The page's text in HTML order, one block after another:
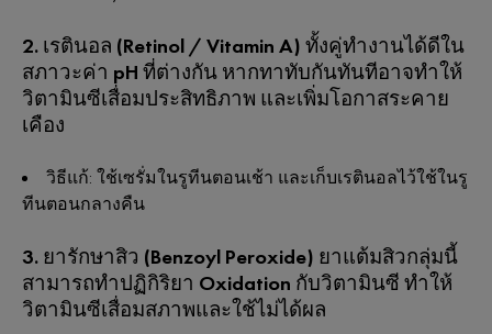
2. เรตินอล (Retinol / Vitamin A) ทั้งคู่ทำงานได้ดีใน
สภาวะค่า pH ที่ต่างกัน หากทาทับกันทันทีอาจทำให้
วิตามินซีเสื่อมประสิทธิภาพ และเพิ่มโอกาสระคาย
เคือง
วิธีแก้: ใช้เซรั่มในรูทีนตอนเช้า และเก็บเรตินอลไว้ใช้ในรู
ทีนตอนกลางคืน
3. ยารักษาสิว (Benzoyl Peroxide) ยาแต้มสิวกลุ่มนี้
สามารถทำปฏิกิริยา Oxidation กับวิตามินซี ทำให้
วิตามินซีเสื่อมสภาพและใช้ไม่ได้ผล